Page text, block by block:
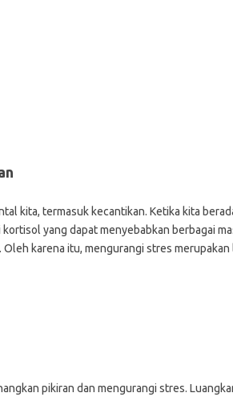
kita, termasuk kecantikan. Ketika kita
yang dapat menyebabkan berbagai
karena itu, mengurangi stres merupakan
pikiran dan mengurangi stres.